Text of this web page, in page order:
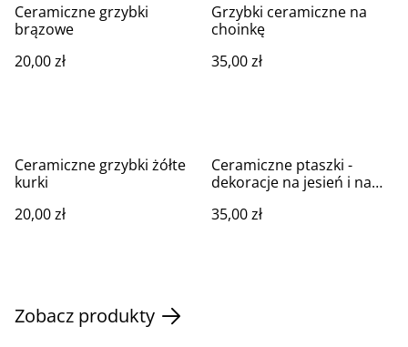
Ceramiczne grzybki
brązowe
20,00 zł
Grzybki ceramiczne na
choinkę
35,00 zł
Ceramiczne grzybki żółte
kurki
20,00 zł
Ceramiczne ptaszki -
dekoracje na jesień i na
35,00 zł
Zobacz produkty